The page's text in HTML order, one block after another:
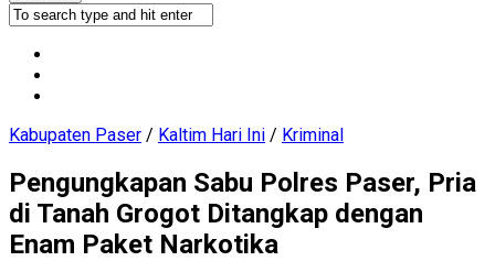
Kabupaten Paser / Kaltim Hari Ini / Kriminal
Pengungkapan Sabu Polres Paser, Pria
di Tanah Grogot Ditangkap dengan
Enam Paket Narkotika